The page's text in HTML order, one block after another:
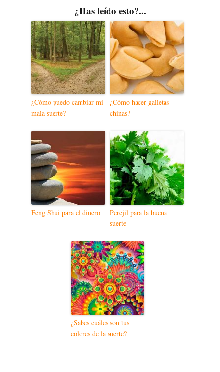
¿Has leído esto?...
¿Cómo puedo cambiar mi
mala suerte?
¿Cómo hacer galletas
chinas?
Feng Shui para el dinero
Perejil para la buena
suerte
¿Sabes cuáles son tus
colores de la suerte?